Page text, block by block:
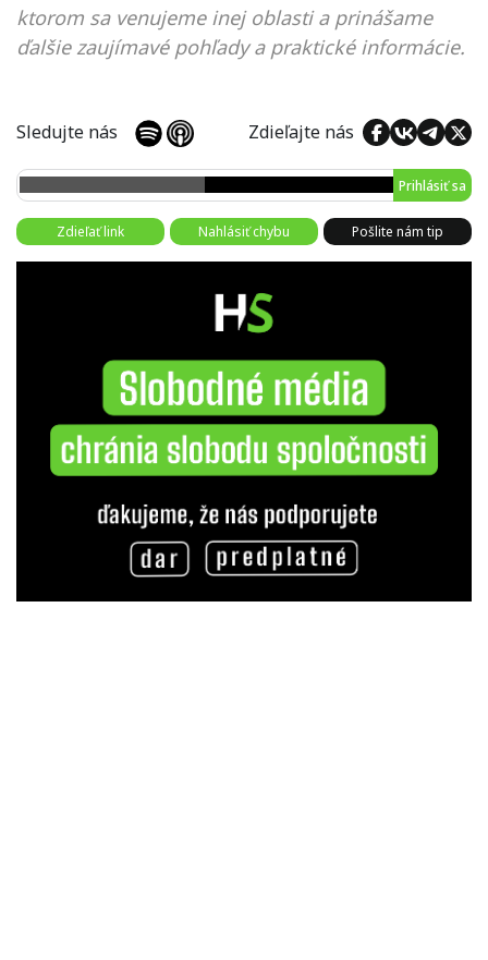
ktorom sa venujeme inej oblasti a prinášame
ďalšie zaujímavé pohľady a praktické informácie.
Sledujte nás Zdieľajte nás
Prihlásiť sa
Zdieľať link Nahlásiť chybu Pošlite nám tip